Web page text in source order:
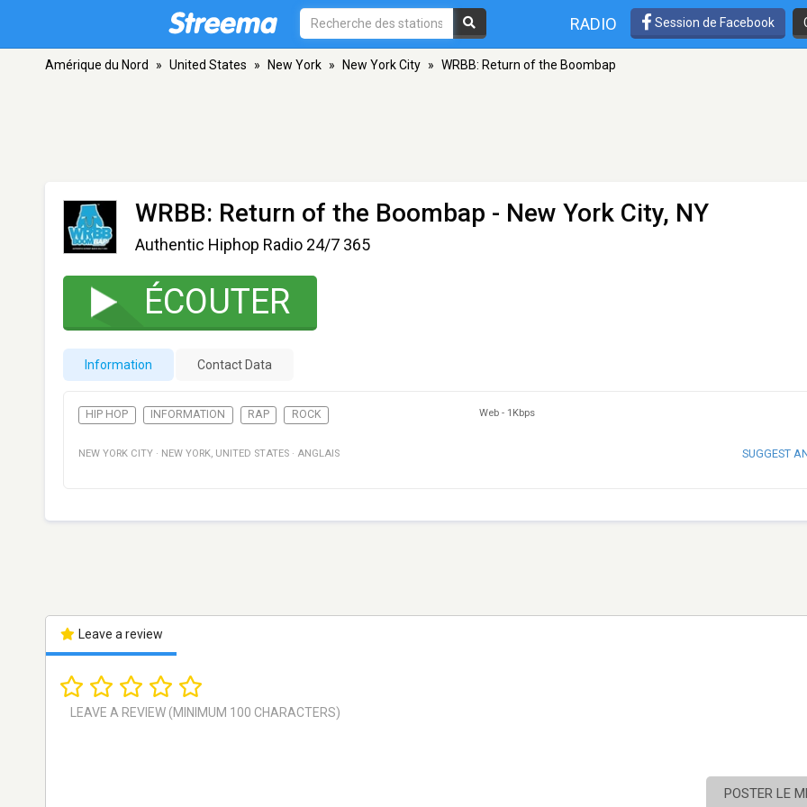
RADIO Session de Facebook
Amérique du Nord » United States » New York » New York City » WRBB: Return of the Boombap
WRBB: Return of the Boombap - New York City, NY
Authentic Hiphop Radio 24/7 365
ÉCOUTER
Information Contact Data
HIP HOP INFORMATION RAP ROCK Web - 1Kbps
NEW YORK CITY · NEW YORK, UNITED STATES · ANGLAIS SUGGEST
Leave a review
POSTER LE